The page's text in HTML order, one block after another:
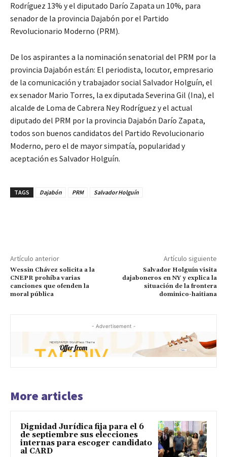
Rodríguez 13% y el diputado Darío Zapata un 10%, para
senador de la provincia Dajabón por el Partido
Revolucionario Moderno (PRM).
De los aspirantes a la nominación senatorial del PRM por la
provincia Dajabón están: El periodista, locutor, empresario
de la comunicación y trabajador social Salvador Holguín, el
ex senador Mario Torres, la ex diputada Severina Gil (Ina), el
alcalde de Loma de Cabrera Ney Rodríguez y el actual
diputado del PRM por la provincia Dajabón Darío Zapata,
todos son buenos candidatos del Partido Revolucionario
Moderno, pero el de mayor simpatía, popularidad y
aceptación es Salvador Holguín.
TAGS Dajabón PRM Salvador Holguín
Artículo anterior
Wessin Chávez solicita a la
CNEPR prohíba varias
canciones que ofenden la
moral pública
Artículo siguiente
Salvador Holguín visita
dajaboneros en NY y explica la
situación de la frontera
dominico-haitiana
- Advertisement -
More articles
Dignidad Jurídica fija para el 6
de septiembre sus elecciones
internas para escoger candidato
al CARD